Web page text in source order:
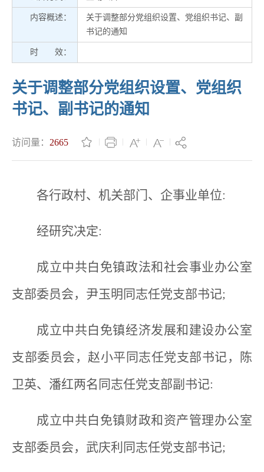
内容概述：
关于调整部分党组织设置、党组织书记、副
书记的通知
时 效：
关于调整部分党组织设置、党组织
书记、副书记的通知
访问量： 2665
各行政村、机关部门、企事业单位:
经研究决定:
成立中共白免镇政法和社会事业办公室
支部委员会，尹玉明同志任党支部书记;
成立中共白免镇经济发展和建设办公室
支部委员会，赵小平同志任党支部书记，陈
卫英、潘红两名同志任党支部副书记:
成立中共白免镇财政和资产管理办公室
支部委员会，武庆利同志任党支部书记;